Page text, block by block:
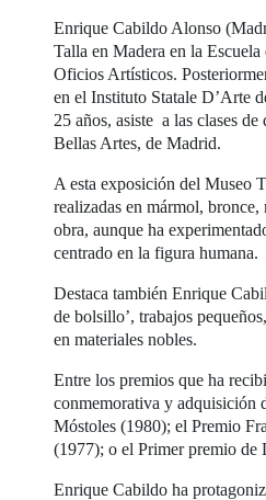
Enrique Cabildo Alonso
Talla en Madera en la
Oficios Artísticos.
en el Instituto Statale D’Arte
25 años, asiste a las clases
Bellas Artes, de Madrid.
A esta exposición del Museo
realizadas en mármol, bronce,
obra, aunque ha
centrado en la figura humana.
Destaca también Enrique
de bolsillo’, trabajos
en materiales nobles.
Entre los premios que ha
conmemorativa y
Móstoles (1980); el Premio
(1977); o el Primer premio de
Enrique Cabildo ha